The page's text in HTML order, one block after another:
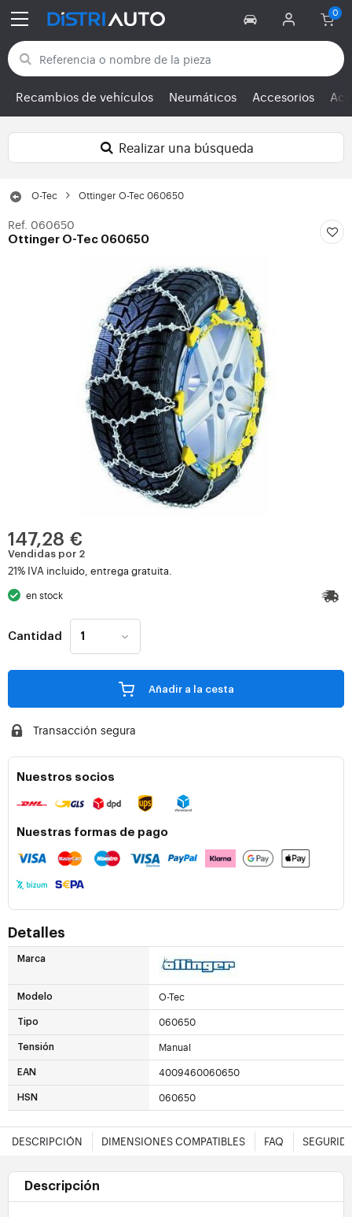
Volver a las categorías
Recambios de vehículos Neumáticos Accesorios
Realizar una búsqueda
O-Tec Ottinger O-Tec 060650
Ref. 060650
Ottinger O-Tec 060650
147,28 €
Vendidas por 2
21% IVA incluido, entrega gratuita.
en stock
Cantidad
Añadir a la cesta
Transacción segura
Nuestros socios
Nuestras formas de pago
Detalles
Marca
Modelo O-Tec
Tipo 060650
Tensión Manual
EAN 4009460060650
HSN 060650
DESCRIPCIÓN DIMENSIONES COMPATIBLES FAQ
Descripción